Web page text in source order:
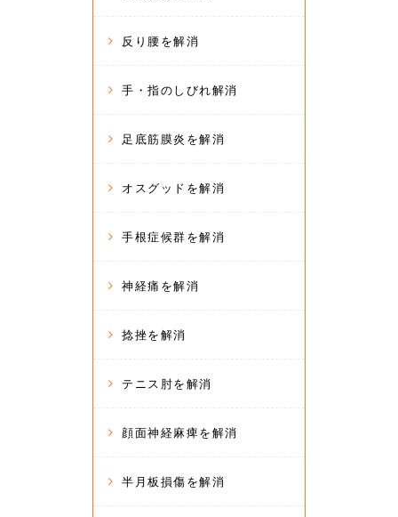
反り腰を解消
手・指のしびれ解消
足底筋膜炎を解消
オスグッドを解消
手根症候群を解消
神経痛を解消
捻挫を解消
テニス肘を解消
顔面神経麻痺を解消
半月板損傷を解消